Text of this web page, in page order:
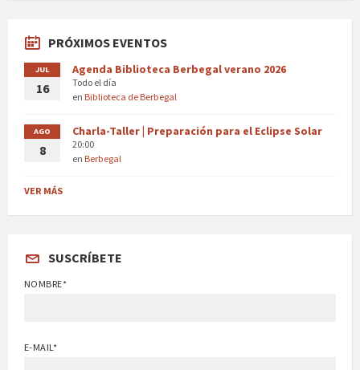
PRÓXIMOS EVENTOS
JUL
16
Agenda Biblioteca Berbegal verano 2026
Todo el día
en Biblioteca de Berbegal
AGO
8
Charla-Taller | Preparación para el Eclipse Solar
20:00
en Berbegal
VER MÁS
SUSCRÍBETE
NOMBRE*
E-MAIL*